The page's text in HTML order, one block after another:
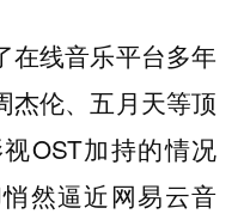
在线音乐平台多年
杰伦、五月天等顶
OST加持的情况
然逼近网易云音